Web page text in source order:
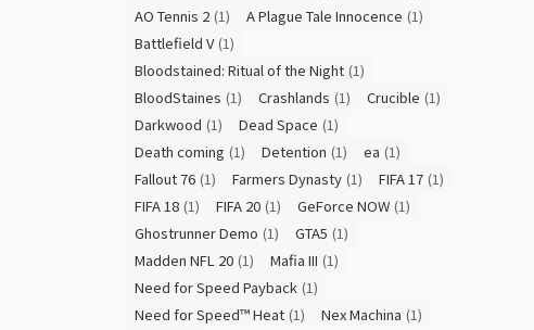
AO Tennis 2 (1) A Plague Tale Innocence (1)
Battlefield V (1)
Bloodstained: Ritual of the Night (1)
BloodStaines (1) Crashlands (1) Crucible (1)
Darkwood (1) Dead Space (1)
Death coming (1) Detention (1) ea (1)
Fallout 76 (1) Farmers Dynasty (1) FIFA 17 (1)
FIFA 18 (1) FIFA 20 (1) GeForce NOW (1)
Ghostrunner Demo (1) GTA5 (1)
Madden NFL 20 (1) Mafia III (1)
Need for Speed Payback (1)
Need for Speed™ Heat (1) Nex Machina (1)